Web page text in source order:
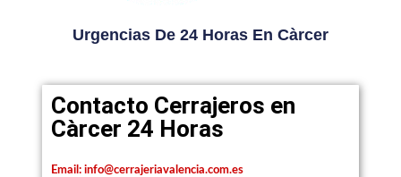
Urgencias De 24 Horas En Càrcer
Contacto Cerrajeros en
Càrcer 24 Horas
Email:info@cerrajeriavalencia.com.es